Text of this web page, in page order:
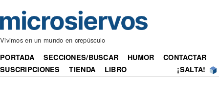
Vivimos en un mundo en crepúsculo
PORTADA SECCIONES/BUSCAR HUMOR
CONTACTAR
SUSCRIPCIONES
TIENDA LIBRO ¡SALTA!